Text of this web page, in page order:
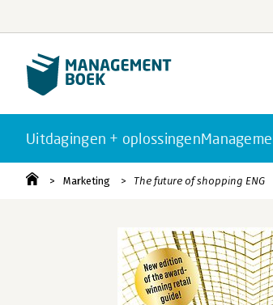
Uitdagingen + oplossingen
Marketing The future of shopping ENG